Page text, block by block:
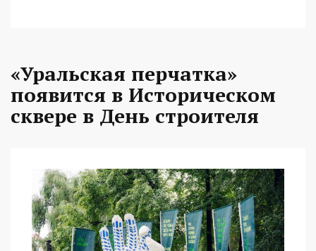
«Уральская перчатка»
появится в Историческом
сквере в День строителя